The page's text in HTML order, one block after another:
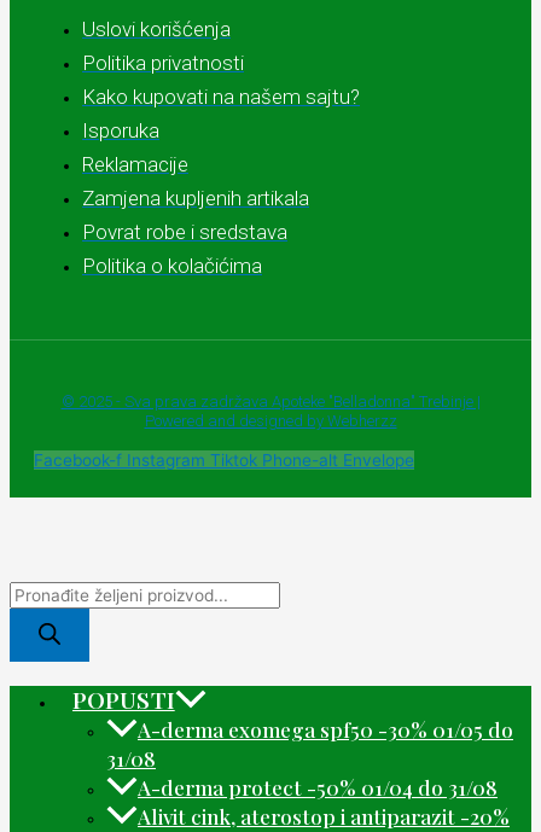
Uslovi korišćenja
Politika privatnosti
Kako kupovati na našem sajtu?
Isporuka
Reklamacije
Zamjena kupljenih artikala
Povrat robe i sredstava
Politika o kolačićima
© 2025 - Sva prava zadržava Apoteke "Belladonna" Trebinje |
Powered and designed by Webherzz
Facebook-f Instagram Tiktok Phone-alt Envelope
POPUSTI
A-derma exomega spf50 -30% 01/05 do
31/08
A-derma protect -50% 01/04 do 31/08
Alivit cink, aterostop i antiparazit -20%